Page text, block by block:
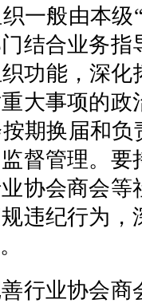
一般由本
结合业务
功能，深
大事项的
期换届和
督管理。
协会商会
违纪行为
业协会商